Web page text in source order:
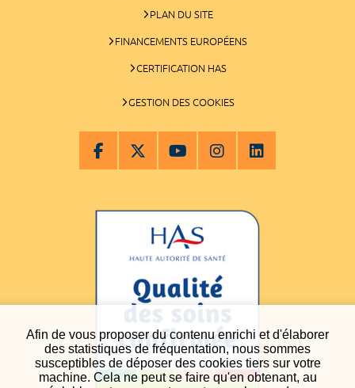
Afin de vous proposer du contenu enrichi et d'élaborer
des statistiques de fréquentation, nous sommes
susceptibles de déposer des cookies tiers sur votre
machine. Cela ne peut se faire qu'en obtenant, au
PLAN DU SITE
FINANCEMENTS EUROPÉENS
CERTIFICATION HAS
GESTION DES COOKIES